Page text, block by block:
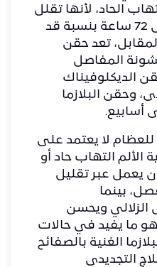
الحاد، لأنها تقلل
الألم والتورم خلال 24 إلى 72 ساعة بنسبة قد
في المقابل، تعد حقن
المفاصل
الديكلوفيناك
وحقن البلازما
أسابيع.
لا يعتمد على
الألم
التهاب حاد أو
يعمل عبر تقليل
بينما
الزلالي ويحسن
ما يفيد في حالات
الغنية بالصفائح
التجديدي